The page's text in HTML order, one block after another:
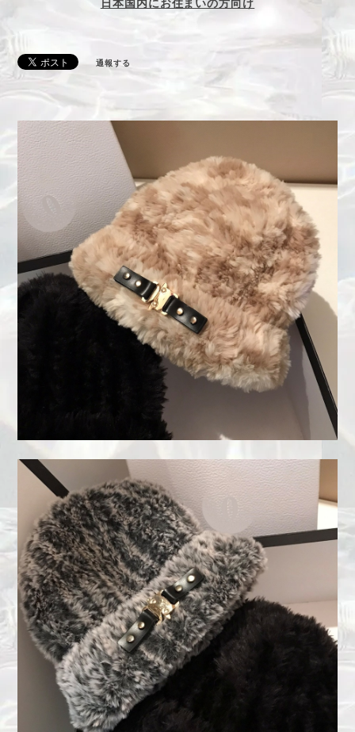
日本国内にお住まいの方向け
通報する